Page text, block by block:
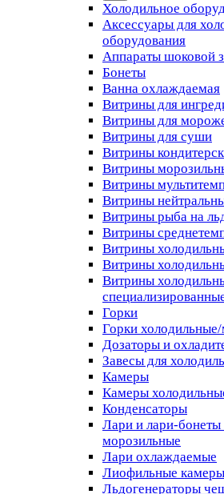
Холодильное
Аксессуары для
оборудования
Аппараты шоковой
Бонеты
Ванна охлаждаемая
Витрины для
Витрины для
Витрины для суши
Витрины
Витрины
Витрины
Витрины
Витрины рыба на
Витрины
Витрины
Витрины
Витрины
Горки
Горки
Дозаторы и
Завесы для
Камеры
Камеры
Конденсаторы
Лари и лари-
морозильные
Лари охлаждаемые
Лиофильные камеры
Льдогенераторы